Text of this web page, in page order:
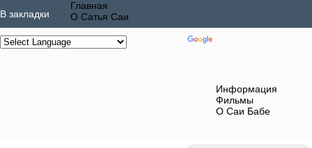
В закладки
Главная
О Сатья Саи
Информация
Фильмы
О Саи Бабе